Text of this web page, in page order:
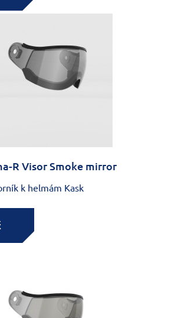
R Visor Smoke mirror
k helmám Kask